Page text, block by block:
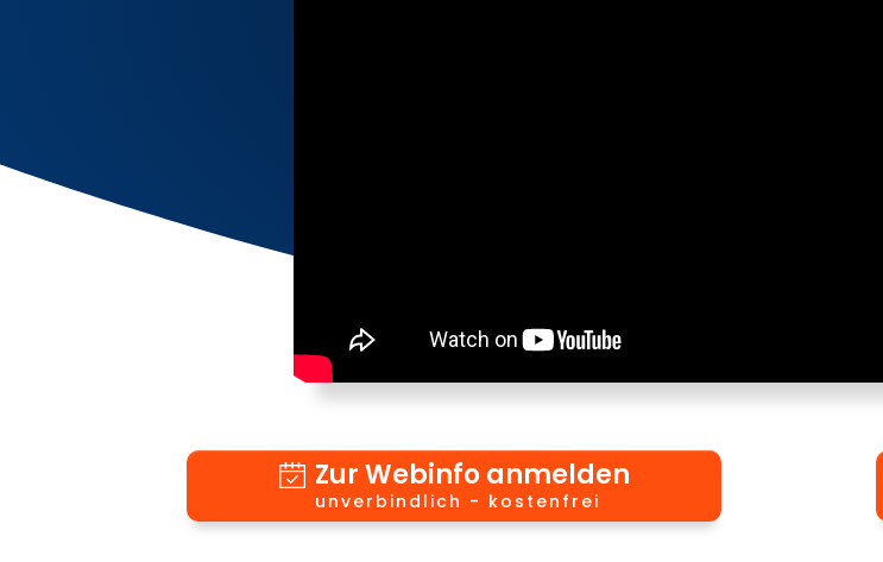
Zur Webinfo anmelden
unverbindlich - kostenfrei